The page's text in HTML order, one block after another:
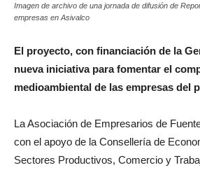
Imagen de archivo de una jornada de difusión de
empresas en Asivalco
El proyecto, con financiación de la
nueva iniciativa para fomentar el
medioambiental de las empresas del
La Asociación de Empresarios de
con el apoyo de la Consellería de
Sectores Productivos, Comercio y